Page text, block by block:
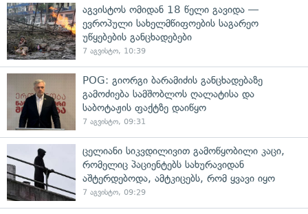
აგვისტოს ომიდან 18 წელი გავიდა —
ევროპული სახელმწიფოების საგარეო
უწყებების განცხადებები
7 აგვისტო, 10:39
POG: გიორგი ბარამიძის განცხადებაზე
გამოძიება სამშობლოს ღალატისა და
საბოტაჟის ფაქტზე დაიწყო
7 აგვისტო, 09:31
ცელიანი სიკვდილივით გამოწყობილი კაცი,
რომელიც პაციენტებს სახურავიდან
აშტერდებოდა, ამტკიცებს, რომ ყვავი იყო
7 აგვისტო, 09:29